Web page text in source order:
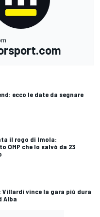
ecco le date da segnare
il rogo di Imola:
OMP che lo salvò da 23
Villardi vince la gara più dura
Alba